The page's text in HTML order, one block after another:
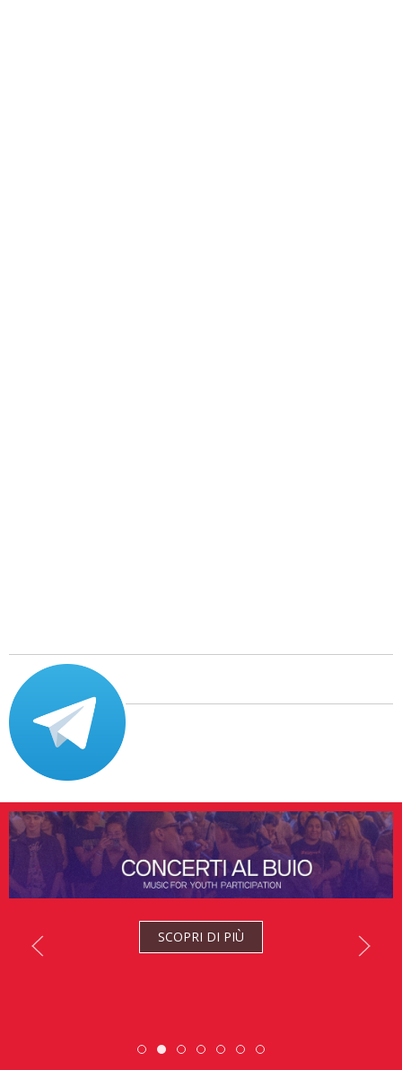
SCOPRI DI PIÙ
Scopri dove sono i nostri
ESC » Volontariato
Scambio Giovanile »
DiscoverEu